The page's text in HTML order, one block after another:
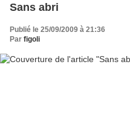
Sans abri
Publié le 25/09/2009 à 21:36
Par figoli